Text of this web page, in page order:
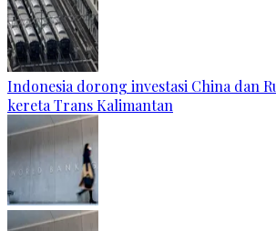
Indonesia dorong investasi China dan
kereta Trans Kalimantan